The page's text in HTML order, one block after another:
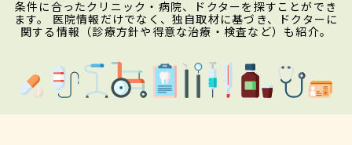
条件に合ったクリニック・病院、ドクターを探すことができ
ます。 医院情報だけでなく、独自取材に基づき、ドクターに
関する情報（診療方針や得意な治療・検査など）も紹介。